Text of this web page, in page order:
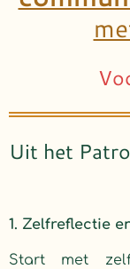
Uit het
1. Zelfreflectie
Start met